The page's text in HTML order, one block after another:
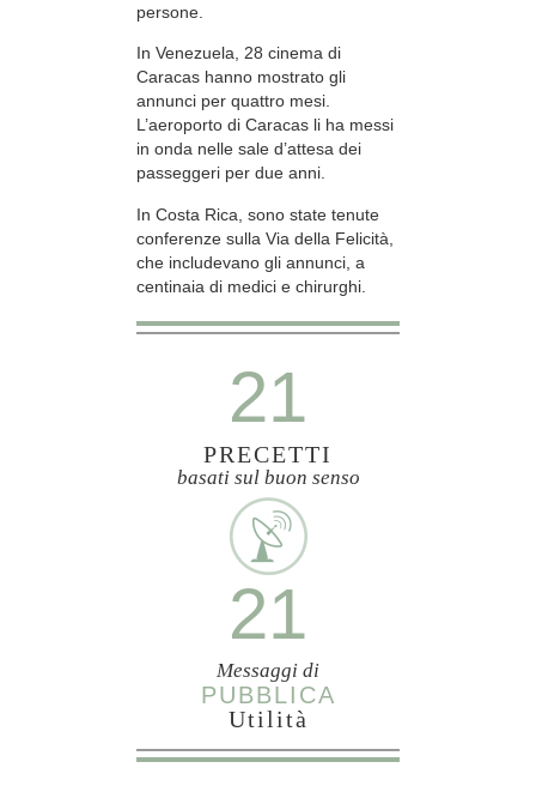
persone.
In Venezuela, 28 cinema di
Caracas hanno mostrato gli
annunci per quattro mesi.
L’aeroporto di Caracas li ha messi
in onda nelle sale d’attesa dei
passeggeri per due anni.
In Costa Rica, sono state tenute
conferenze sulla Via della Felicità,
che includevano gli annunci, a
centinaia di medici e chirurghi.
21
PRECETTI
basati sul buon senso
21
Messaggi di
PUBBLICA
Utilità